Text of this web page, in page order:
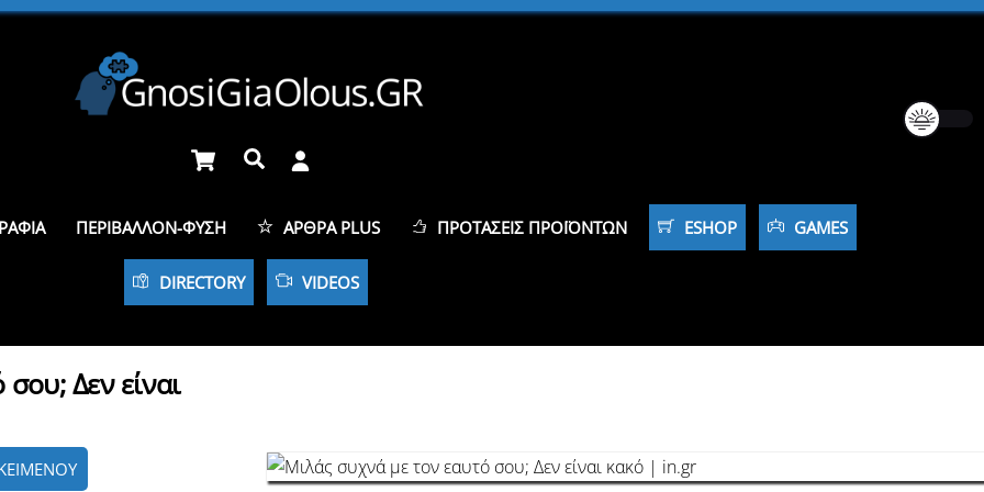
Cart Αναζήτηση
ΠΕΡΙΒΆΛΛΟΝ-ΦΎΣΗ ΆΡΘΡΑ PLUS ΠΡΟΤΆΣΕΙΣ ΠΡΟΪΌΝΤΩΝ ESHOP GAMES
DIRECTORY VIDEOS
Δεν είναι